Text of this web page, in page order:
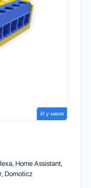
И у меня
Home Assistant
Domoticz